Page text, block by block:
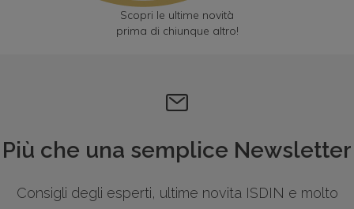
Scopri le ultime novità
prima di chiunque altro!
Più che una semplice Newsletter
Consigli degli esperti, ultime novita ISDIN e molto